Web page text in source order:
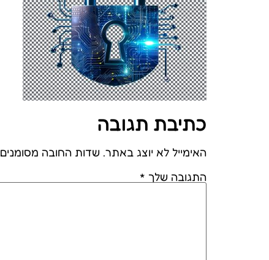
כתיבת תגובה
האימייל לא יוצג באתר. שדות החובה מסומנים
התגובה שלך *